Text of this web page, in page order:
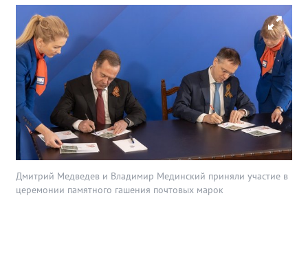
Дмитрий Медведев и Владимир Мединский приняли участие в
церемонии памятного гашения почтовых марок